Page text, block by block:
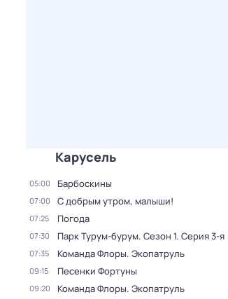
Карусель
05:00 Барбоскины
07:00 С добрым утром, малыши!
07:25 Погода
07:30 Парк Турум-бурум. Сезон 1. Серия 3-я
07:35 Команда Флоры. Экопатруль
09:15 Песенки Фортуны
09:20 Команда Флоры. Экопатруль